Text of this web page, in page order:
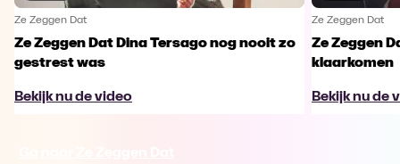
Ze Zeggen Dat
Ze Zeggen Dat Dina Tersago nog nooit zo
gestrest was
Bekijk nu de video
Ze Zeggen Dat
Ze Zeggen
klaarkomen
Bekijk nu de